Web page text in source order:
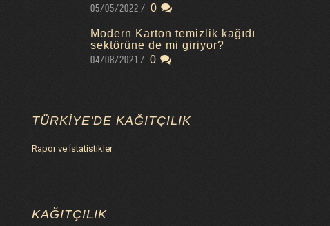
05/05/2022
0
Modern Karton temizlik kağıdı
sektörüne de mi giriyor?
04/08/2021
0
TÜRKIYE'DE KAĞITÇILIK
Rapor ve İstatistikler
KAĞITÇILIK